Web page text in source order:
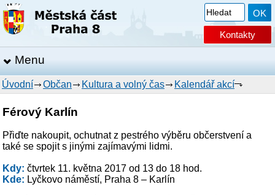
Kontakty
Menu
Úvodní Občan Kultura a volný čas Kalendář akcí
Férový Karlín
Přiďte nakoupit, ochutnat z pestrého výběru občerstvení a
také se spojit s jinými zajímavými lidmi.
Kdy: čtvrtek 11. května 2017 od 13 do 18 hod.
Kde: Lyčkovo náměstí, Praha 8 – Karlín